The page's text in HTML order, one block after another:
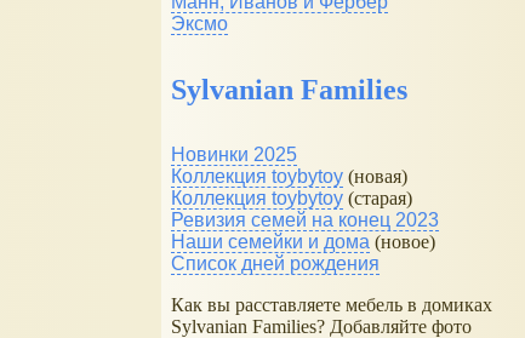
Эксмо
Sylvanian Families
Новинки 2025
Коллекция toybytoy (новая)
Коллекция toybytoy (старая)
Ревизия семей на конец 2023
Наши семейки и дома (новое)
Список дней рождения
Как вы расставляете мебель в домиках
Sylvanian Families? Добавляйте фото